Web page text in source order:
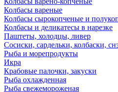
Колбасы вареные
Колбасы сырокопченые и
Колбасы и деликатесы в нарезке
Паштеты, холодцы, ливер
Сосиски, сардельки, колбаски,
Рыба и морепродукты
Икра
Крабовые палочки, закуски
Рыба охлажденная
Рыба свежемороженая